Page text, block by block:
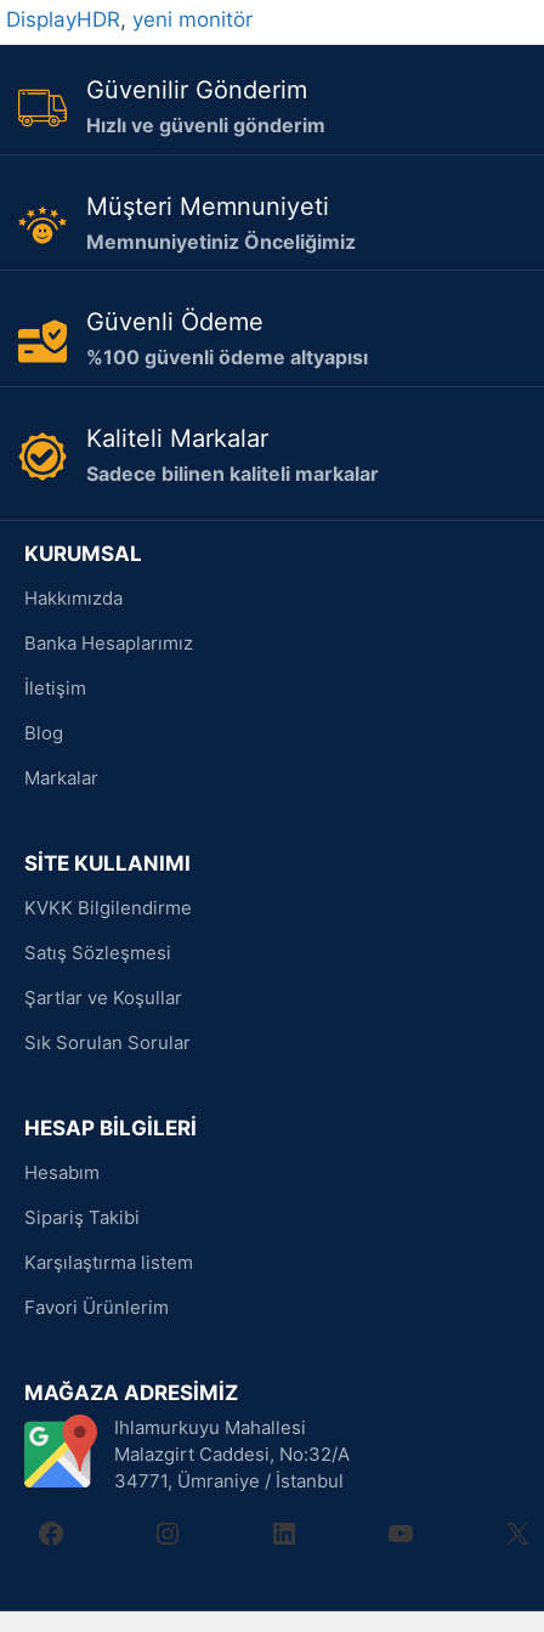
DisplayHDR, yeni monitör
Güvenilir Gönderim
Hızlı ve güvenli gönderim
Müşteri Memnuniyeti
Memnuniyetiniz Önceliğimiz
Güvenli Ödeme
%100 güvenli ödeme altyapısı
Kaliteli Markalar
Sadece bilinen kaliteli markalar
KURUMSAL
Hakkımızda
Banka Hesaplarımız
İletişim
Blog
Markalar
SİTE KULLANIMI
KVKK Bilgilendirme
Satış Sözleşmesi
Şartlar ve Koşullar
Sık Sorulan Sorular
HESAP BİLGİLERİ
Hesabım
Sipariş Takibi
Karşılaştırma listem
Favori Ürünlerim
MAĞAZA ADRESİMİZ
Ihlamurkuyu Mahallesi
Malazgirt Caddesi, No:32/A
34771, Ümraniye / İstanbul
facebookinstagramlinkedin youtube X